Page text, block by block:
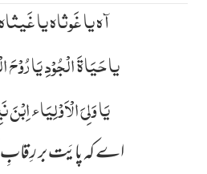
آہ یا غَوثاہ یا غَیثاہ
یا حَیَاۃَ الْجُوْدِ یَا رُوْحَ
یَا وَلِیَ الْاَوْلِیَاء اِبْنَ
اے کہ پایَت بر رِقابِ